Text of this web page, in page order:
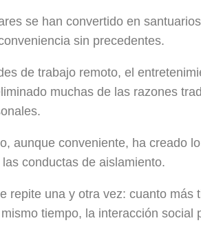
se han convertido en
sin precedentes.
de trabajo remoto, el
muchas de las razones
aunque conveniente, ha creado
las conductas de aislamiento.
repite una y otra vez: cuanto
mismo tiempo, la interacción social